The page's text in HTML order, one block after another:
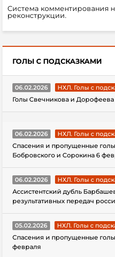
Система комментирования
реконструкции.
ГОЛЫ С ПОДСКАЗКАМИ
06.02.2026
НХЛ. Голы с
Голы Свечникова и
06.02.2026
НХЛ. Голы с
Спасения и пропущенные голы
Бобровского и Сорокина 6
06.02.2026
НХЛ. Голы с
Ассистентский дубль
результативных передач
05.02.2026
НХЛ. Голы с
Спасения и пропущенные
февраля